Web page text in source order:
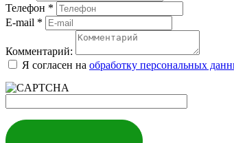
Телефон *
E-mail *
Комментарий:
Я согласен на обработку персональных